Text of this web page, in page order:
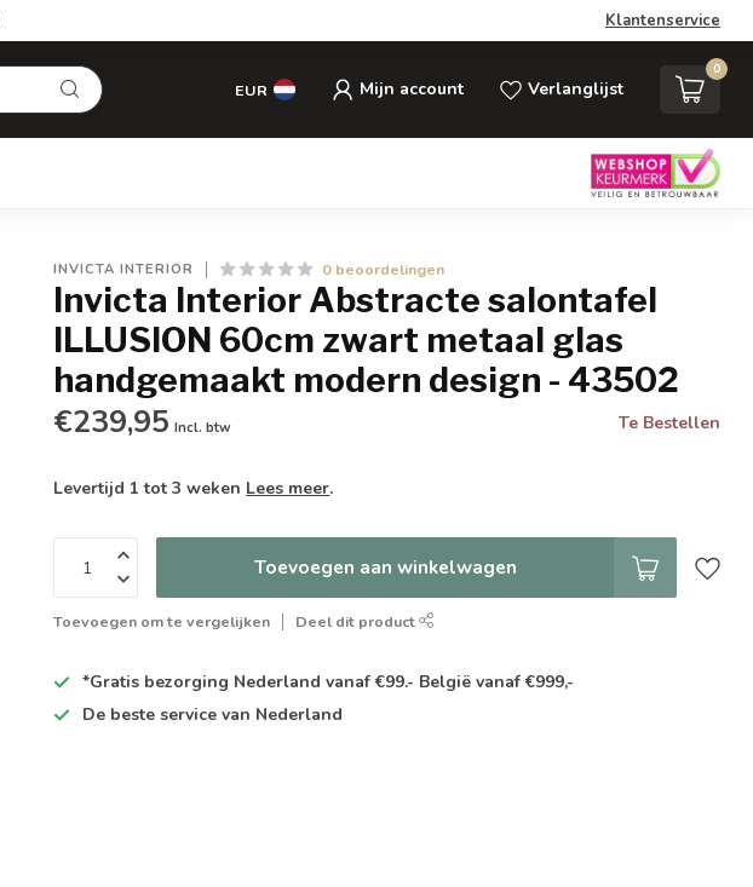
Klantenservice
EUR Mijn account Verlanglijst
0
INVICTA INTERIOR 0 beoordelingen
Invicta Interior Abstracte salontafel
ILLUSION 60cm zwart metaal glas
handgemaakt modern design - 43502
€239,95 Incl. btw Te Bestellen
Levertijd 1 tot 3 weken Lees meer.
Toevoegen aan winkelwagen
Toevoegen om te vergelijken Deel dit product
*Gratis bezorging Nederland vanaf €99.- België vanaf €999,-
De beste service van Nederland